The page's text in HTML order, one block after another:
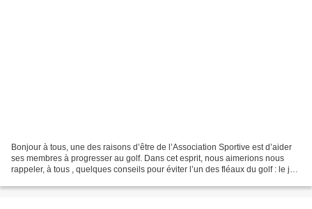
Bonjour à tous, une des raisons d’être de l’Association Sportive est d’aider
ses membres à progresser au golf. Dans cet esprit, nous aimerions nous
rappeler, à tous , quelques conseils pour éviter l’un des fléaux du golf : le jeu